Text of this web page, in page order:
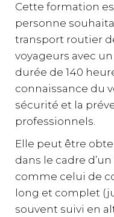
Cette formation
personne
transport routier
voyageurs avec
durée de 140
connaissance du
sécurité et la
professionnels.
Elle peut être
dans le cadre
comme celui de
long et complet
souvent suivi en